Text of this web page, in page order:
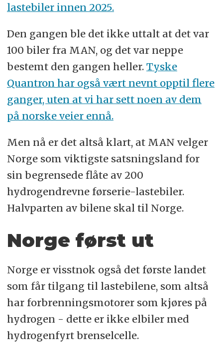
lastebiler innen 2025.
Den gangen ble det ikke uttalt at det var
100 biler fra MAN, og det var neppe
bestemt den gangen heller. Tyske
Quantron har også vært nevnt opptil flere
ganger, uten at vi har sett noen av dem
på norske veier ennå.
Men nå er det altså klart, at MAN velger
Norge som viktigste satsningsland for
sin begrensede flåte av 200
hydrogendrevne førserie-lastebiler.
Halvparten av bilene skal til Norge.
Norge først ut
Norge er visstnok også det første landet
som får tilgang til lastebilene, som altså
har forbrenningsmotorer som kjøres på
hydrogen - dette er ikke elbiler med
hydrogenfyrt brenselcelle.